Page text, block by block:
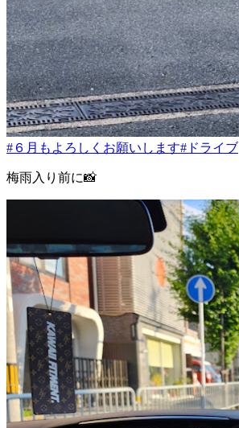
#６月もよろしくお願いします#ドライブ
梅雨入り前に📸